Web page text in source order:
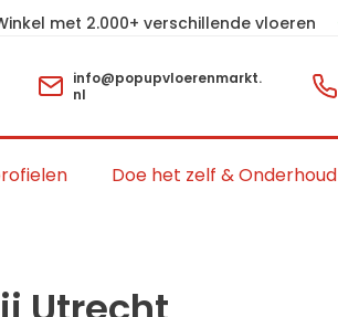
met 2.000+ verschillende vloeren
info@popupvloerenmarkt.
nl
Doe het zelf & Onderhoud